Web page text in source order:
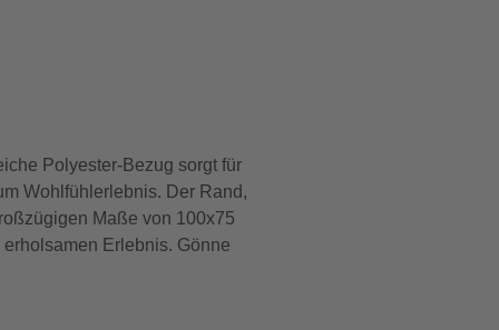
Polyester-Bezug sorgt für
Wohlfühlerlebnis. Der Rand,
Maße von 100x75
Erlebnis. Gönne